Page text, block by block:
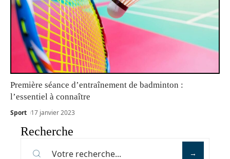
Première séance d’entraînement de badminton :
l’essentiel à connaître
Sport 17 janvier 2023
Recherche